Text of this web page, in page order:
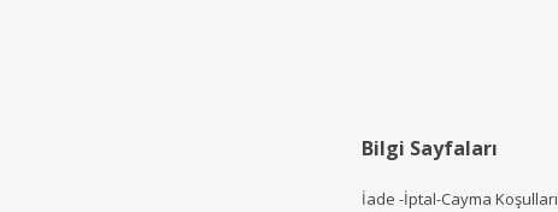
Bilgi Sayfaları
İade -İptal-Cayma Koşulları